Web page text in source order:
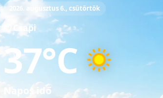
2026. augusztus 6., csütörtök
Csapi
37°C
Napos idő